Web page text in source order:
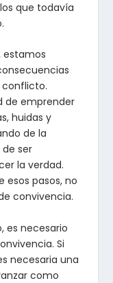
que todavía
estamos
de emprender
huidas y
de la
ser
la verdad.
esos pasos, no
convivencia.
es necesario
Si
necesaria una
como